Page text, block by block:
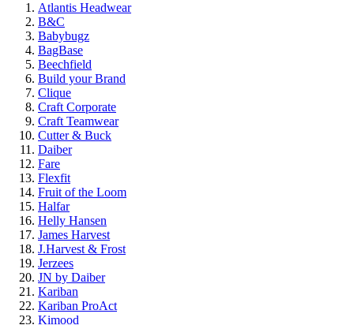
Atlantis Headwear
B&C
Babybugz
BagBase
Beechfield
Build your Brand
Clique
Craft Corporate
Craft Teamwear
Cutter & Buck
Daiber
Fare
Flexfit
Fruit of the Loom
Halfar
Helly Hansen
James Harvest
J.Harvest & Frost
Jerzees
JN by Daiber
Kariban
Kariban ProAct
Kimood